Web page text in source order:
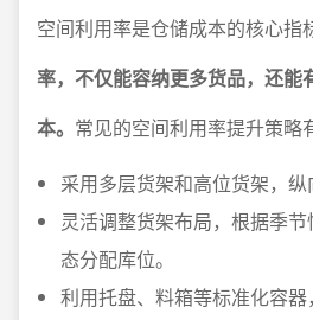
空间利用率是仓储成本的核心指
率，不仅能容纳更多货品，还能
本。 常见的空间利用率提升策略
采用多层货架和高位货架，纵
灵活调整货架布局，根据季
态分配库位。
利用托盘、料箱等标准化容器